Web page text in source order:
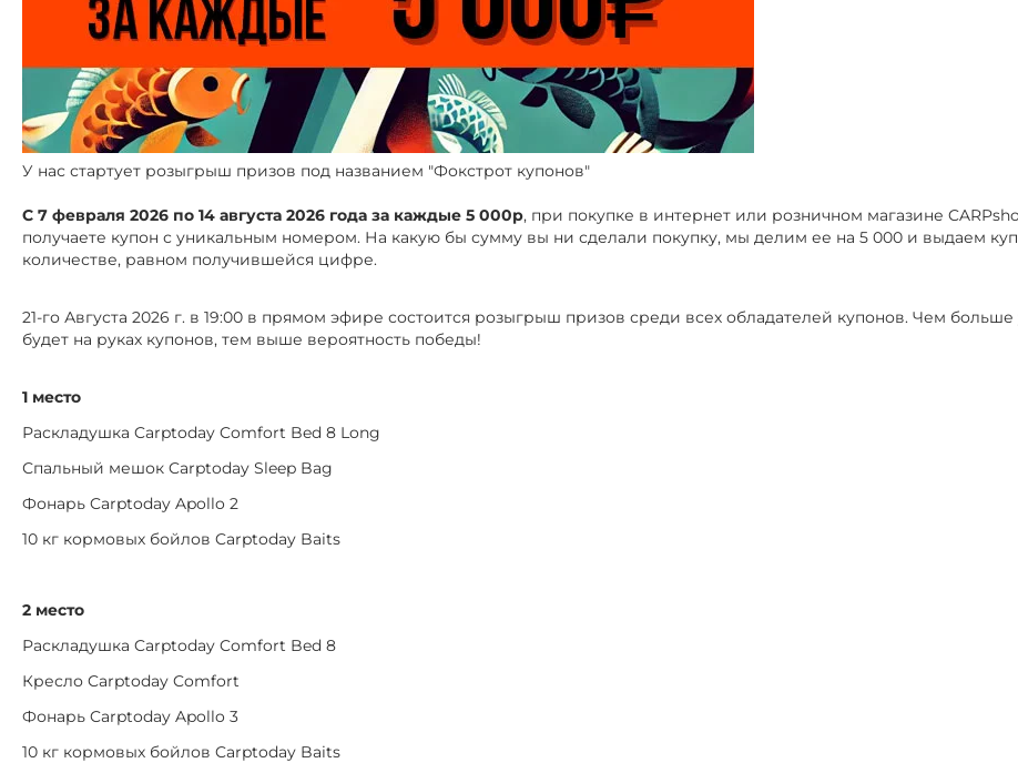
У нас стартует розыгрыш призов под названием "Фокстрот купонов"
С 7 февраля 2026 по 14 августа 2026 года за каждые 5 000р, при покупке в интернет или розничном магазине
получаете купон с уникальным номером. На какую бы сумму вы ни сделали покупку, мы делим ее на 5 000 и выдаем
количестве, равном получившейся цифре.
21-го Августа 2026 г. в 19:00 в прямом эфире состоится розыгрыш призов среди всех обладателей купонов. Чем больше
будет на руках купонов, тем выше вероятность победы!
1 место
Раскладушка Carptoday Comfort Bed 8 Long
Спальный мешок Carptoday Sleep Bag
Фонарь Carptoday Apollo 2
10 кг кормовых бойлов Carptoday Baits
2 место
Раскладушка Carptoday Comfort Bed 8
Кресло Carptoday Comfort
Фонарь Carptoday Apollo 3
10 кг кормовых бойлов Carptoday Baits